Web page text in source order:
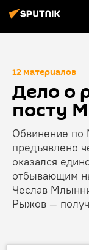
12 материалов
Дело о
посту
Обвинение по
предъявлено
оказался
отбывающим
Чеслав
Рыжов —